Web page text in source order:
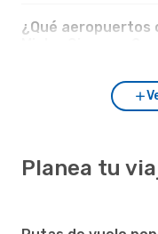
¿Qué aeropuertos
Planea tu